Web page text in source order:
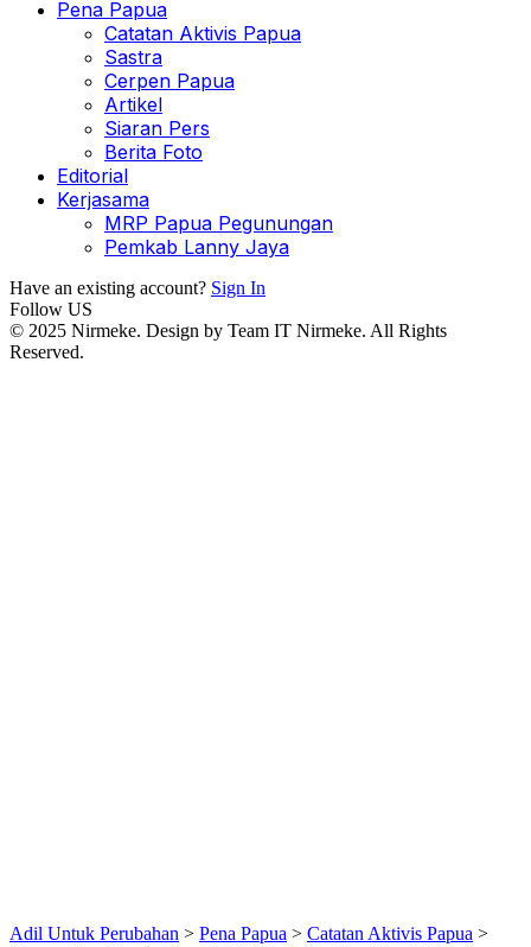
Pena Papua
Catatan Aktivis Papua
Sastra
Cerpen Papua
Artikel
Siaran Pers
Berita Foto
Editorial
Kerjasama
MRP Papua Pegunungan
Pemkab Lanny Jaya
Have an existing account? Sign In
Follow US
© 2025 Nirmeke. Design by Team IT Nirmeke. All Rights
Reserved.
Adil Untuk Perubahan > Pena Papua > Catatan Aktivis Papua >